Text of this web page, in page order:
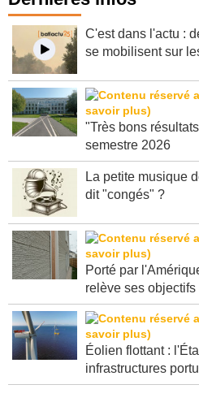
Dernières infos
C'est dans l'actu :
"Très bons
La petite musique
Porté par
Éolien flottant :